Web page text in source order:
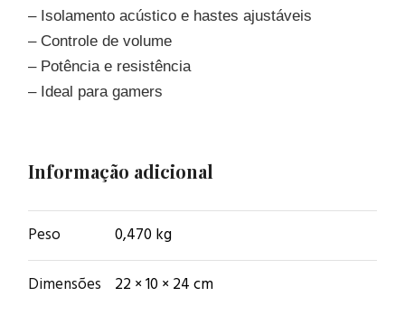
– Isolamento acústico e hastes ajustáveis
– Controle de volume
– Potência e resistência
– Ideal para gamers
Informação adicional
Peso 0,470 kg
Dimensões 22 × 10 × 24 cm